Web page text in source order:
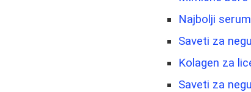
Najbolji
Saveti za
Kolagen za
Saveti za